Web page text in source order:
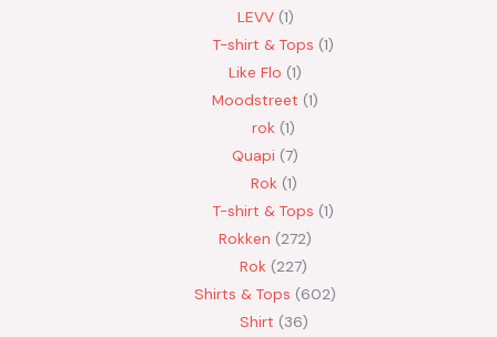
LEVV 1
T-shirt & Tops 1
Like Flo 1
Moodstreet 1
rok 1
Quapi 7
Rok 1
T-shirt & Tops 1
Rokken 272
Rok 227
Shirts & Tops 602
Shirt 36